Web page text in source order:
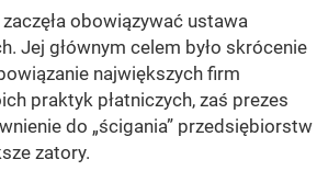
obowiązywać ustawa
Jej głównym celem było skrócenie
największych firm
praktyk płatniczych, zaś prezes
do „ścigania” przedsiębiorstw
zatory.